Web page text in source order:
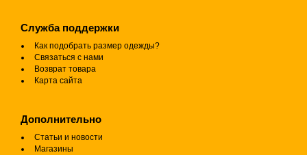
Служба поддержки
Как подобрать размер одежды?
Связаться с нами
Возврат товара
Карта сайта
Дополнительно
Статьи и новости
Магазины